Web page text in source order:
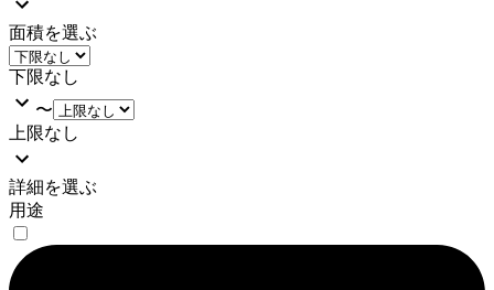
面積を選ぶ
下限なし
〜
上限なし
詳細を選ぶ
用途